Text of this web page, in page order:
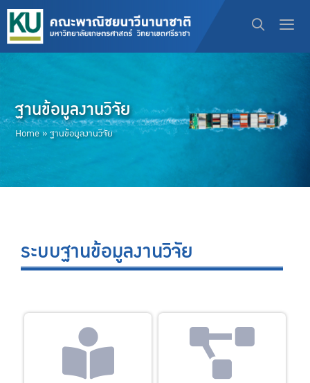
ฐานข้อมูลงานวิจัย
Home »ฐานข้อมูลงานวิจัย
ระบบฐานข้อมูลงานวิจัย